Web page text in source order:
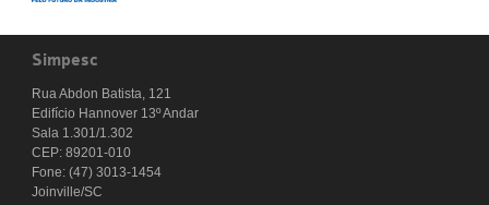
Simpesc
Rua Abdon Batista, 121
Edifício Hannover 13º Andar
Sala 1.301/1.302
CEP: 89201-010
Fone: (47) 3013-1454
Joinville/SC